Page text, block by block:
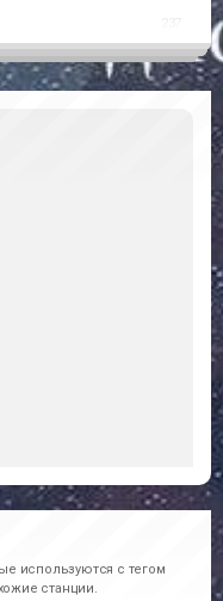
используются с тегом
станции.